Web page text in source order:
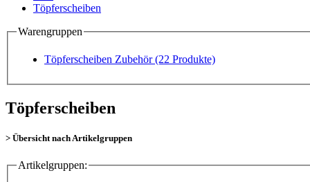
Töpferscheiben
Warengruppen
Töpferscheiben Zubehör(22 Produkte)
Töpferscheiben
> Übersicht nach Artikelgruppen
Artikelgruppen: